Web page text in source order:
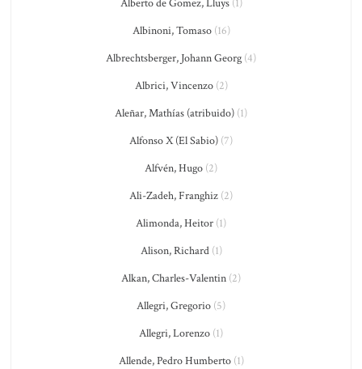
Alberto de Gomez, Lluys(1)
Albinoni, Tomaso(16)
Albrechtsberger, Johann Georg (4)
Albrici, Vincenzo(2)
Aleñar, Mathías (atribuido) (1)
Alfonso X (El Sabio) (7)
Alfvén, Hugo (2)
Ali-Zadeh, Franghiz (2)
Alimonda, Heitor (1)
Alison, Richard(1)
Alkan, Charles-Valentin (2)
Allegri, Gregorio (5)
Allegri, Lorenzo (1)
Allende, Pedro Humberto(1)